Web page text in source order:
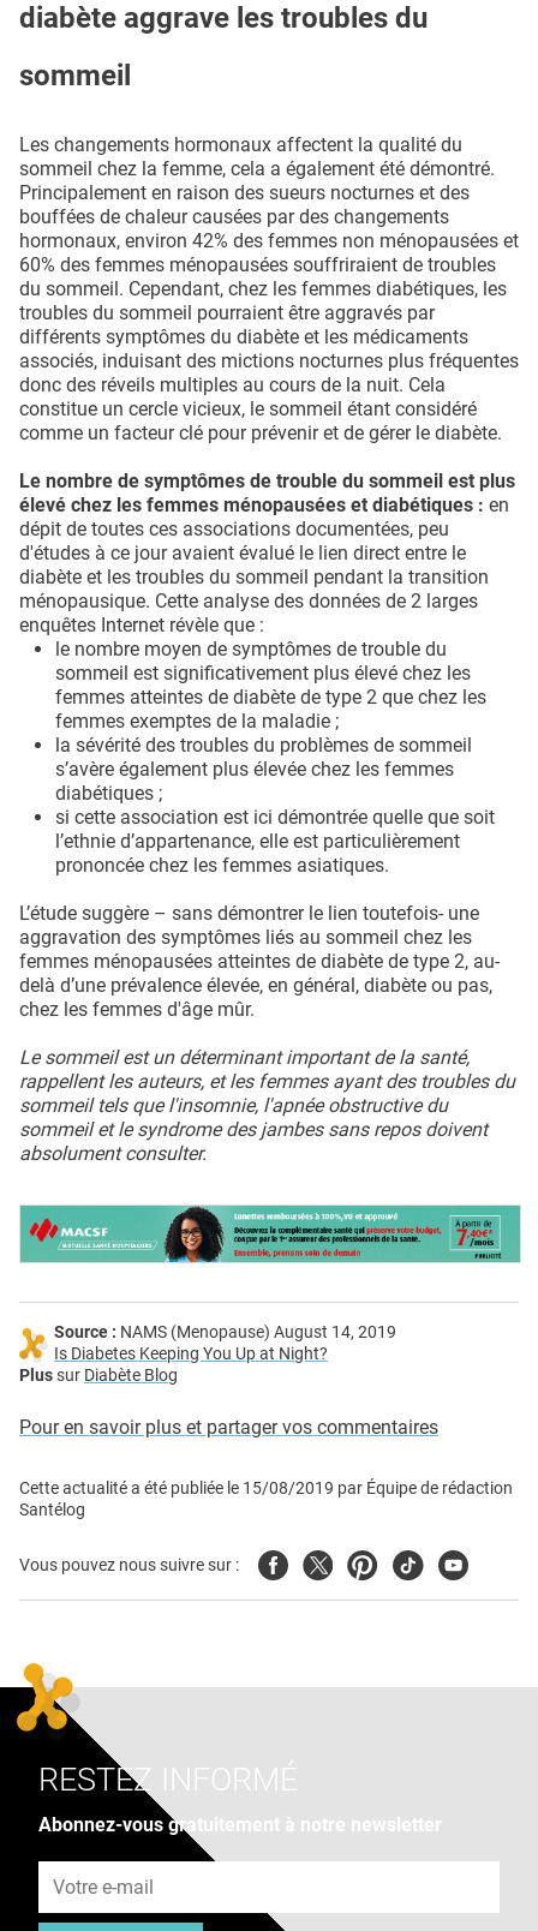
diabète aggrave les troubles du
sommeil
Les changements hormonaux affectent la qualité du
sommeil chez la femme, cela a également été démontré.
Principalement en raison des sueurs nocturnes et des
bouffées de chaleur causées par des changements
hormonaux, environ 42% des femmes non ménopausées et
60% des femmes ménopausées souffriraient de troubles
du sommeil. Cependant, chez les femmes diabétiques, les
troubles du sommeil pourraient être aggravés par
différents symptômes du diabète et les médicaments
associés, induisant des mictions nocturnes plus fréquentes
donc des réveils multiples au cours de la nuit. Cela
constitue un cercle vicieux, le sommeil étant considéré
comme un facteur clé pour prévenir et de gérer le diabète.
Le nombre de symptômes de trouble du sommeil est plus
élevé chez les femmes ménopausées et diabétiques : en
dépit de toutes ces associations documentées, peu
d'études à ce jour avaient évalué le lien direct entre le
diabète et les troubles du sommeil pendant la transition
ménopausique. Cette analyse des données de 2 larges
enquêtes Internet révèle que :
le nombre moyen de symptômes de trouble du
sommeil est significativement plus élevé chez les
femmes atteintes de diabète de type 2 que chez les
femmes exemptes de la maladie ;
la sévérité des troubles du problèmes de sommeil
s’avère également plus élevée chez les femmes
diabétiques ;
si cette association est ici démontrée quelle que soit
l’ethnie d’appartenance, elle est particulièrement
prononcée chez les femmes asiatiques.
L’étude suggère – sans démontrer le lien toutefois- une
aggravation des symptômes liés au sommeil chez les
femmes ménopausées atteintes de diabète de type 2, au-
delà d’une prévalence élevée, en général, diabète ou pas,
chez les femmes d'âge mûr.
Le sommeil est un déterminant important de la santé,
rappellent les auteurs, et les femmes ayant des troubles du
sommeil tels que l'insomnie, l'apnée obstructive du
sommeil et le syndrome des jambes sans repos doivent
absolument consulter.
Source : NAMS (Menopause) August 14, 2019
Is Diabetes Keeping You Up at Night?
Plussur Diabète Blog
Pour en savoir plus et partager vos commentaires
Cette actualité a été publiée le 15/08/2019 par Équipe de rédaction
Santélog
Vous pouvez nous suivre sur : FacebookTwitterPinterest
TiktokYoutube
RESTEZ INFORMÉ
Abonnez-vous gratuitement à notre newsletter